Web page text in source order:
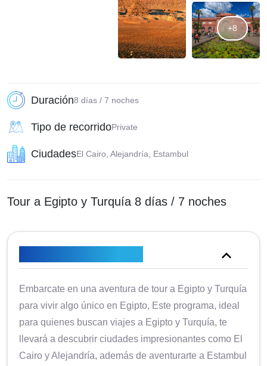
+8
Duración8 días / 7 noches
Tipo de recorridoPrivate
CiudadesEl Cairo, Alejandría, Estambul
Tour a Egipto y Turquía 8 días / 7 noches
Embarcate en una aventura de tour a Egipto y Turquía
para vivir algo único en Egipto, Este programa, ideal
para quienes buscan viajes a Egipto y Turquía, te
llevará a descubrir ciudades impresionantes como El
Cairo y Alejandría, además de aventurarte a Estambul